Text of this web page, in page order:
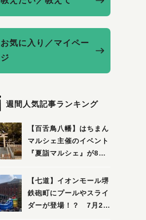
お気に入り／マイペー
ジ
週間人気記事ランキング
【百舌鳥八幡】はちまん
マルシェ主催のイベント
『夏詣マルシェ』が8月2
【七道】イオンモール堺
鉄砲町にプールやスライ
ダーが登場！？ 7月25